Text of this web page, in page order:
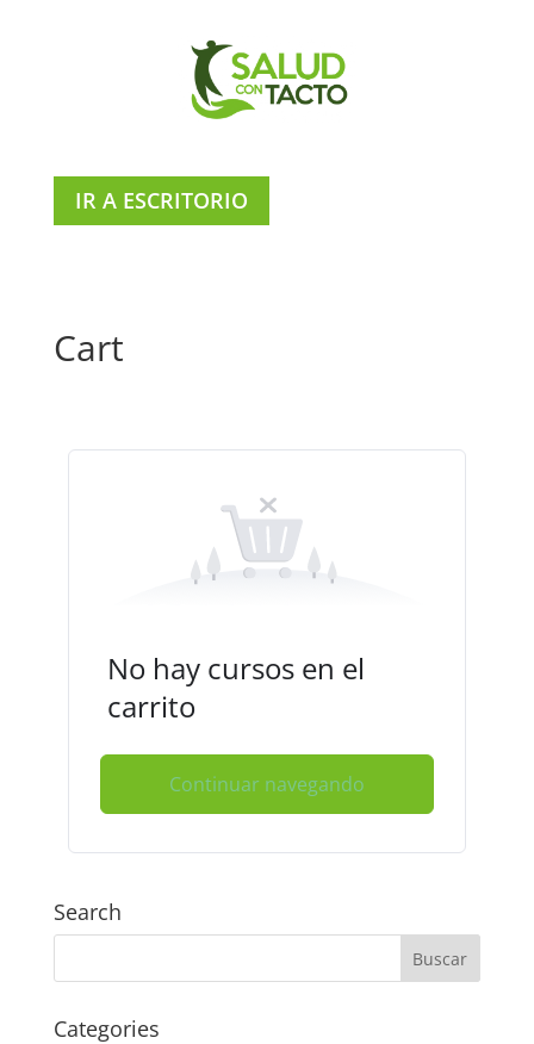
IR A ESCRITORIO
Cart
No hay cursos en el
carrito
Continuar navegando
Search
Categories